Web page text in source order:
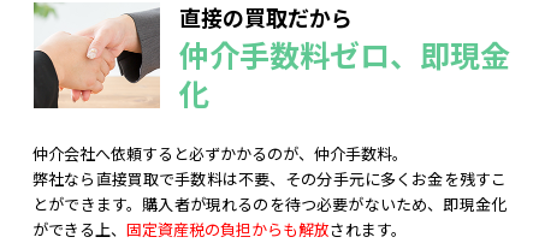
直接の買取だから
仲介手数料ゼロ、即現金
化
仲介会社へ依頼すると必ずかかるのが、仲介手数料。
弊社なら直接買取で手数料は不要、その分手元に多くお金を残すこ
とができます。購入者が現れるのを待つ必要がないため、即現金化
ができる上、 固定資産税の負担からも解放されます。